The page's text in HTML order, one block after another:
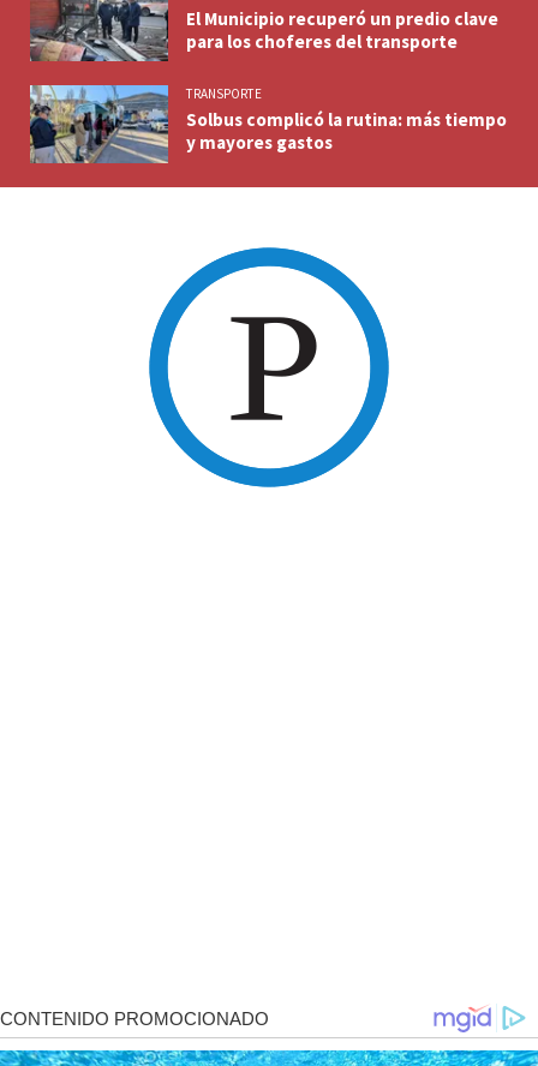
El Municipio recuperó un predio clave
para los choferes del transporte
TRANSPORTE
Solbus complicó la rutina: más tiempo
y mayores gastos